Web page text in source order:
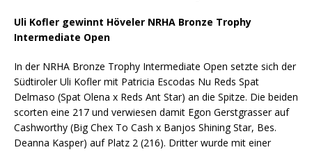
Uli Kofler gewinnt Höveler NRHA Bronze Trophy
Intermediate Open
In der NRHA Bronze Trophy Intermediate Open setzte sich der
Südtiroler Uli Kofler mit Patricia Escodas Nu Reds Spat
Delmaso (Spat Olena x Reds Ant Star) an die Spitze. Die beiden
scorten eine 217 und verwiesen damit Egon Gerstgrasser auf
Cashworthy (Big Chex To Cash x Banjos Shining Star, Bes.
Deanna Kasper) auf Platz 2 (216). Dritter wurde mit einer